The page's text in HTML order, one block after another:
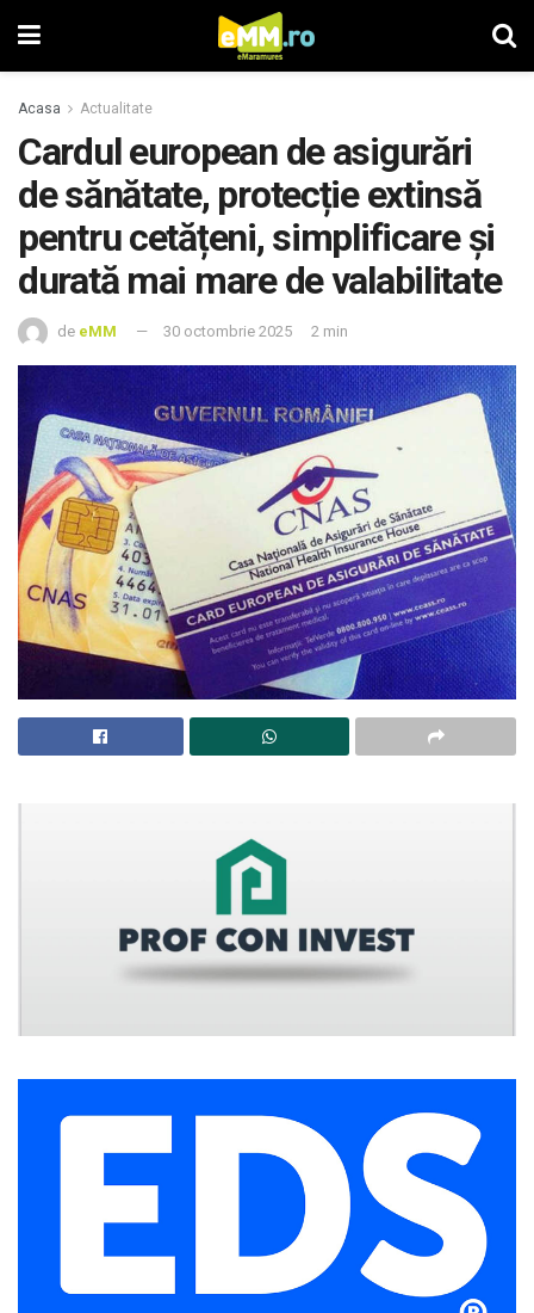
Acasa Actualitate
Cardul european de asigurări
de sănătate, protecție extinsă
pentru cetățeni, simplificare și
durată mai mare de valabilitate
de eMM 30 octombrie 2025 2 min